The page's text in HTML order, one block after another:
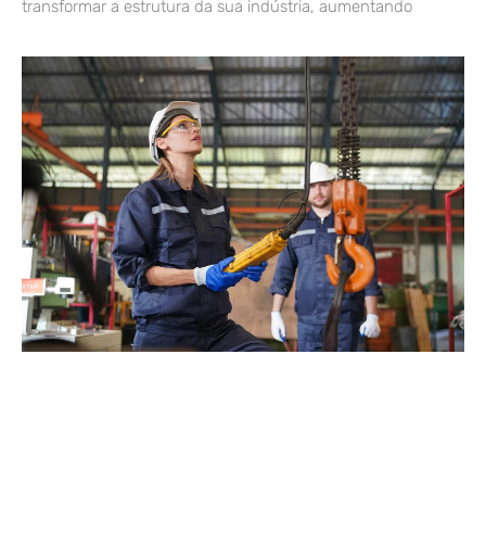
transformar a estrutura da sua indústria, aumentando